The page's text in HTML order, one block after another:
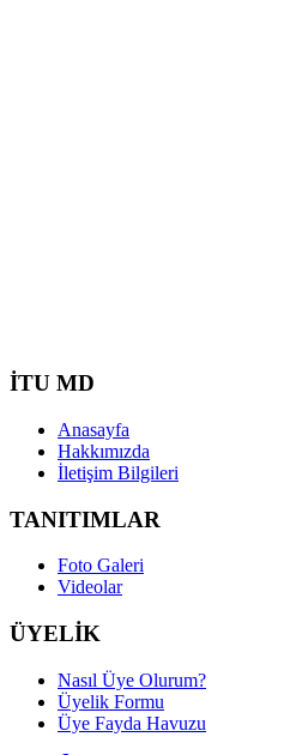
İTU MD
Anasayfa
Hakkımızda
İletişim Bilgileri
TANITIMLAR
Foto Galeri
Videolar
ÜYELİK
Nasıl Üye Olurum?
Üyelik Formu
Üye Fayda Havuzu